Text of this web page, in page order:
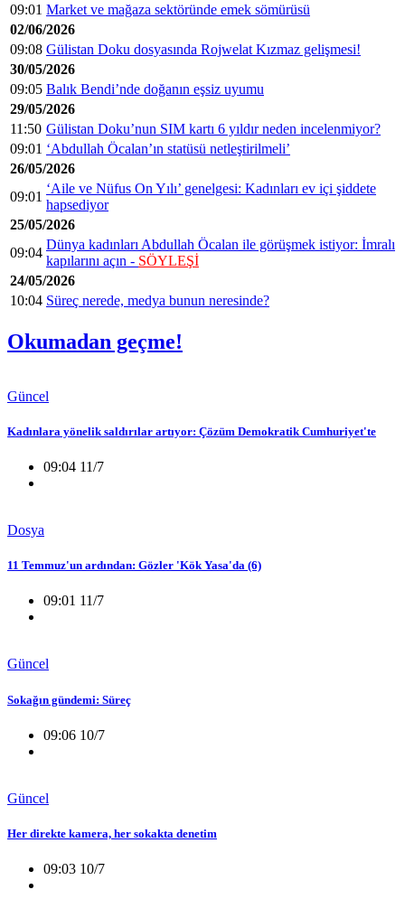
09:01 Market ve mağaza sektöründe emek sömürüsü
02/06/2026
09:08 Gülistan Doku dosyasında Rojwelat Kızmaz gelişmesi!
30/05/2026
09:05 Balık Bendi’nde doğanın eşsiz uyumu
29/05/2026
11:50 Gülistan Doku’nun SIM kartı 6 yıldır neden incelenmiyor?
09:01 ‘Abdullah Öcalan’ın statüsü netleştirilmeli’
26/05/2026
09:01
‘Aile ve Nüfus On Yılı’ genelgesi: Kadınları ev içi şiddete
hapsediyor
25/05/2026
09:04
Dünya kadınları Abdullah Öcalan ile görüşmek istiyor: İmralı
kapılarını açın - SÖYLEŞİ
24/05/2026
10:04 Süreç nerede, medya bunun neresinde?
Okumadan geçme!
Güncel
Kadınlara yönelik saldırılar artıyor: Çözüm Demokratik Cumhuriyet'te
09:04 11/7
Dosya
11 Temmuz'un ardından: Gözler 'Kök Yasa'da (6)
09:01 11/7
Güncel
Sokağın gündemi: Süreç
09:06 10/7
Güncel
Her direkte kamera, her sokakta denetim
09:03 10/7